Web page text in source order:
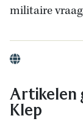
militaire
Website
Artikelen
Klep